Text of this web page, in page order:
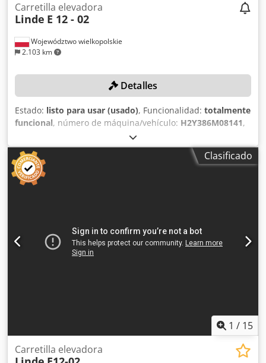
Województwo wielkopolskie
2.103 km
Carretilla elevadora
Linde E 12 - 02
Detalles
Estado: listo para usar (usado), Funcionalidad: totalmente
funcional, número de máquina/vehículo: H2Y386M08141,
, horas de funcionamiento:
capacidad de carga:1.200 kg, altura de elevación:3.850
mm, tipo de combustible:
, tipo de mástil:
Simplex
mínimo: ¡venta garantizada al precio de oferta más alto!
Iones de litio Potencia del motor de tracción: 2 x 3,5 kW
DETALLES DE LA MÁQUINA Altura total: 2.546 mm Peso en
vacío: 2.441 kg Peso mínimo de la batería: 423 kg Peso
Clasificado
1 / 15
Carretilla elevadora